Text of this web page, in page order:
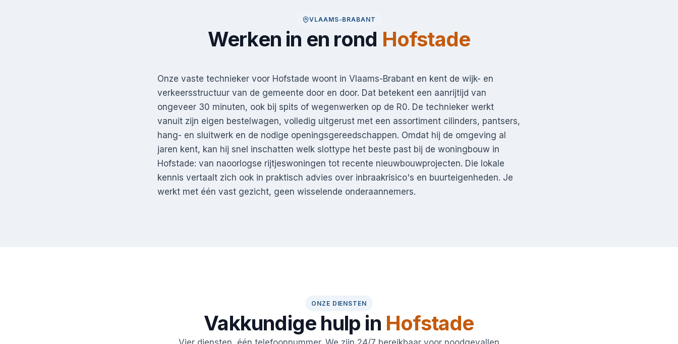
VLAAMS-BRABANT
Werken in en rond Hofstade
Onze vaste technieker voor Hofstade woont in Vlaams-Brabant en kent de wijk- en
verkeersstructuur van de gemeente door en door. Dat betekent een aanrijtijd van
ongeveer 30 minuten, ook bij spits of wegenwerken op de R0. De technieker werkt
vanuit zijn eigen bestelwagen, volledig uitgerust met een assortiment cilinders, pantsers,
hang- en sluitwerk en de nodige openingsgereedschappen. Omdat hij de omgeving al
jaren kent, kan hij snel inschatten welk slottype het beste past bij de woningbouw in
Hofstade: van naoorlogse rijtjeswoningen tot recente nieuwbouwprojecten. Die lokale
kennis vertaalt zich ook in praktisch advies over inbraakrisico's en buurteigenheden. Je
werkt met één vast gezicht, geen wisselende onderaannemers.
ONZE DIENSTEN
Vakkundige hulp in Hofstade